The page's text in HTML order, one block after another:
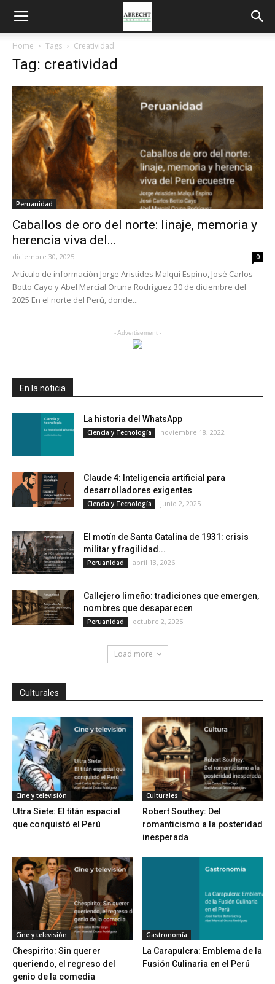
Home Tags Creatividad
Tag: creatividad
Peruanidad
Caballos de oro del norte: linaje, memoria y
herencia viva del...
diciembre 30, 2025 0
Artículo de información Jorge Aristides Malqui Espino, José Carlos
Botto Cayo y Abel Marcial Oruna Rodríguez 30 de diciembre del
2025 En el norte del Perú, donde...
- Advertisement -
En la noticia
La historia del WhatsApp
Ciencia y Tecnología noviembre 18, 2022
Claude 4: Inteligencia artificial para
desarrolladores exigentes
Ciencia y Tecnología junio 2, 2025
El motín de Santa Catalina de 1931: crisis
militar y fragilidad...
Peruanidad abril 13, 2026
Callejero limeño: tradiciones que emergen,
nombres que desaparecen
Peruanidad octubre 2, 2025
Load more
Culturales
Cine y televisión
Ultra Siete: El titán espacial
que conquistó el Perú
Culturales
Robert Southey: Del
romanticismo a la posteridad
inesperada
Cine y televisión
Chespirito: Sin querer
queriendo, el regreso del
genio de la comedia
Gastronomía
La Carapulcra: Emblema de la
Fusión Culinaria en el Perú